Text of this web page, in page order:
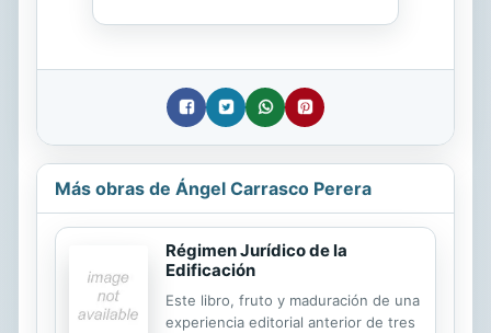
Más obras de Ángel Carrasco Perera
Régimen Jurídico de la
Edificación
Este libro, fruto y maduración de una
experiencia editorial anterior de tres